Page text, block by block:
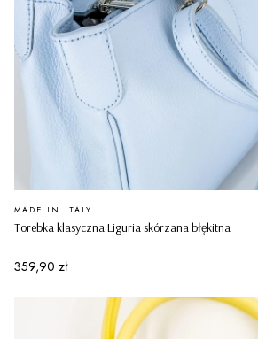
Torebka klasyczna Liguria skórzana błękitna
PRODUCENT
MADE IN ITALY
Cena
359,90 zł